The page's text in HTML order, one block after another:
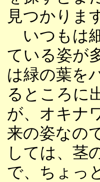
見つかりま
いつもは
ている姿が
は緑の葉を
るところに
が、オキナ
来の姿なの
しては、茎
で、ちょっ